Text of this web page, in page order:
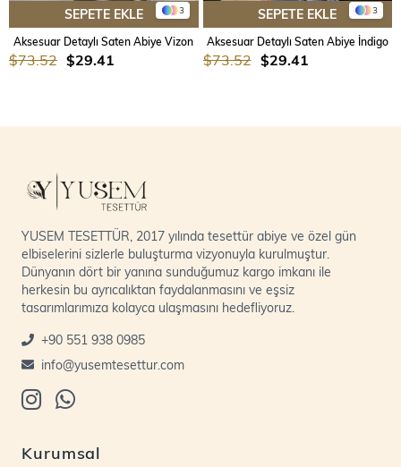
3
SEPETE EKLE
Aksesuar Detaylı Saten Abiye Vizon
$29.41
$73.52
3
SEPETE EKLE
Aksesuar Detaylı Saten Abiye İndigo
$29.41
$73.52
YUSEM TESETTÜR, 2017 yılında tesettür abiye ve özel gün
elbiselerini sizlerle buluşturma vizyonuyla kurulmuştur.
Dünyanın dört bir yanına sunduğumuz kargo imkanı ile
herkesin bu ayrıcalıktan faydalanmasını ve eşsiz
tasarımlarımıza kolayca ulaşmasını hedefliyoruz.
+90 551 938 0985
info@yusemtesettur.com
Kurumsal